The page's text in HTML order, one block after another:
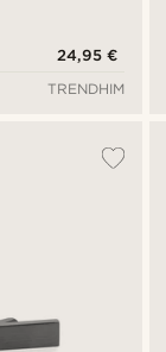
24,95 €
TRENDHIM